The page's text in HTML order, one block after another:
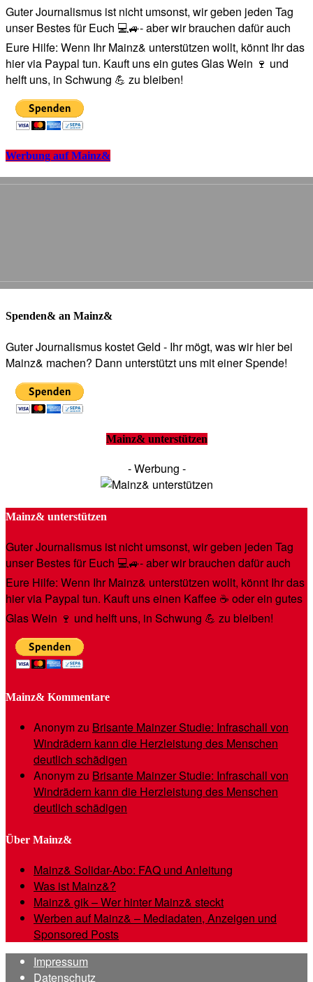
Guter Journalismus ist nicht umsonst, wir geben jeden Tag
unser Bestes für Euch 💻🚙- aber wir brauchen dafür auch
Eure Hilfe: Wenn Ihr Mainz& unterstützen wollt, könnt Ihr das
hier via Paypal tun. Kauft uns ein gutes Glas Wein 🍷 und
helft uns, in Schwung 💪 zu bleiben!
Werbung auf Mainz&
Spenden& an Mainz&
Guter Journalismus kostet Geld - Ihr mögt, was wir hier bei
Mainz& machen? Dann unterstützt uns mit einer Spende!
Mainz& unterstützen
- Werbung -
Mainz& unterstützen
Guter Journalismus ist nicht umsonst, wir geben jeden Tag
unser Bestes für Euch 💻🚙- aber wir brauchen dafür auch
Eure Hilfe: Wenn Ihr Mainz& unterstützen wollt, könnt Ihr das
hier via Paypal tun. Kauft uns einen Kaffee ☕️ oder ein gutes
Glas Wein 🍷 und helft uns, in Schwung 💪 zu bleiben!
Mainz& Kommentare
Anonymzu Brisante Mainzer Studie: Infraschall von
Windrädern kann die Herzleistung des Menschen
deutlich schädigen
Anonymzu Brisante Mainzer Studie: Infraschall von
Windrädern kann die Herzleistung des Menschen
deutlich schädigen
Über Mainz&
Mainz& Solidar-Abo: FAQ und Anleitung
Was ist Mainz&?
Mainz& gik – Wer hinter Mainz& steckt
Werben auf Mainz& – Mediadaten, Anzeigen und
Sponsored Posts
Impressum
Datenschutz